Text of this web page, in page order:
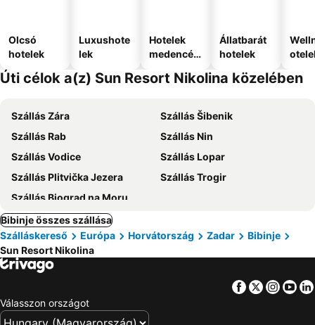
Olcsó
hotelek
Luxushote
lek
Hotelek
medencév
Állatbarát
hotelek
Úti célok a(z) Sun Resort Nikolina közelében
Szállás Zára
Szállás Šibenik
Szállás Rab
Szállás Nin
Szállás Vodice
Szállás Lopar
Szállás Plitvička Jezera
Szállás Trogir
Szállás Biograd na Moru
Bibinje összes szállása
Szálláskereső
Európa Horvátország Zadar
Bibinje
Sun Resort Nikolina
Facebook
Twitter
Válasszon országot